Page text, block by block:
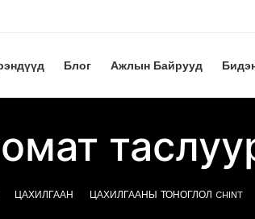
Блог Ажлын Байрууд
ЦАХИЛГААН ЦАХИЛГААНЫ ТОНОГЛОЛ CHINT